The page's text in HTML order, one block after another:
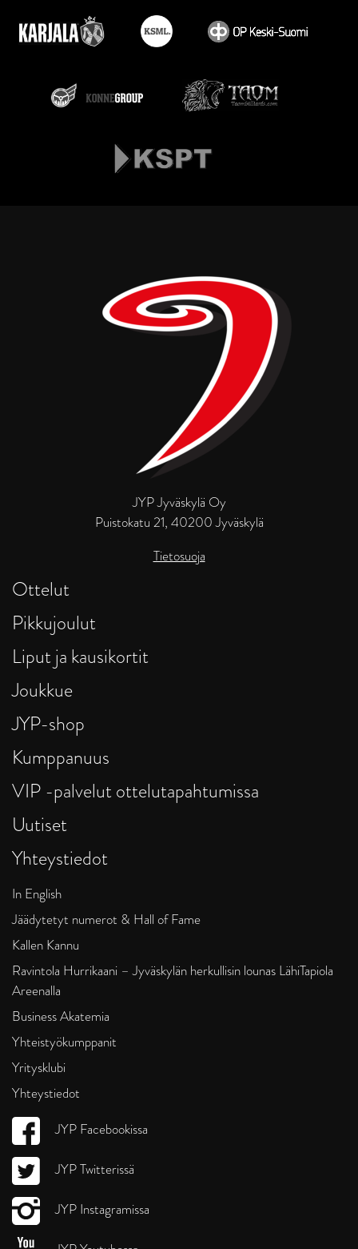
JYP Jyväskylä Oy
Puistokatu 21, 40200 Jyväskylä
Tietosuoja
Ottelut
Pikkujoulut
Liput ja kausikortit
Joukkue
JYP-shop
Kumppanuus
VIP -palvelut ottelutapahtumissa
Uutiset
Yhteystiedot
In English
Jäädytetyt numerot & Hall of Fame
Kallen Kannu
Ravintola Hurrikaani – Jyväskylän herkullisin lounas LähiTapiola
Areenalla
Business Akatemia
Yhteistyökumppanit
Yritysklubi
Yhteystiedot
JYP Facebookissa
JYP Twitterissä
JYP Instagramissa